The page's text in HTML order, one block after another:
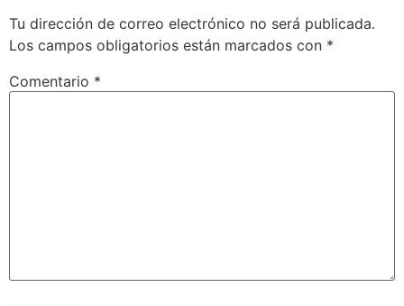
Tu dirección de correo electrónico no será publicada.
Los campos obligatorios están marcados con *
Comentario *